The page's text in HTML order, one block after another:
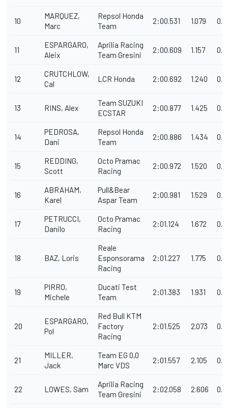
10
MARQUEZ,
Marc
Repsol Honda
Team
2:00.531 1.079
11
ESPARGARO,
Aleix
Aprilia Racing
Team Gresini
2:00.609 1.157
12
CRUTCHLOW,
Cal
LCR Honda 2:00.692 1.240
13 RINS, Alex
Team SUZUKI
ECSTAR
2:00.877 1.425
14
PEDROSA,
Dani
Repsol Honda
Team
2:00.886 1.434
15
REDDING,
Scott
Octo Pramac
Racing
2:00.972 1.520
16
ABRAHAM,
Karel
Pull&Bear
Aspar Team
2:00.981 1.529
17
PETRUCCI,
Danilo
Octo Pramac
Racing
2:01.124 1.672
18 BAZ, Loris
Reale
Esponsorama
Racing
2:01.227 1.775
19
PIRRO,
Michele
Ducati Test
Team
2:01.383 1.931
20
ESPARGARO,
Pol
Red Bull KTM
Factory
Racing
2:01.525 2.073
21
MILLER,
Jack
Team EG 0,0
Marc VDS
2:01.557 2.105
22 LOWES, Sam
Aprilia Racing
Team Gresini
2:02.058 2.606